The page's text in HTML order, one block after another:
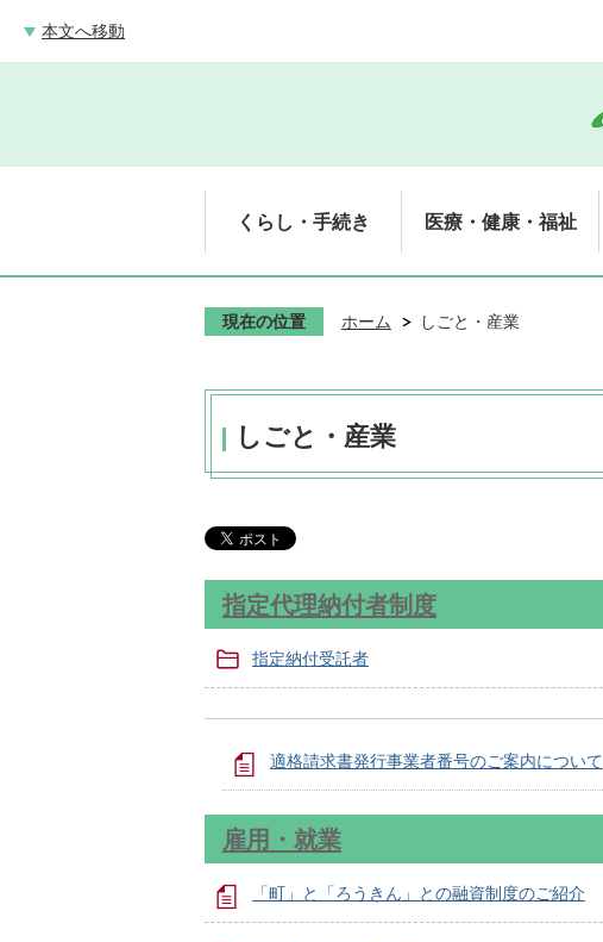
本文へ移動
くらし・手続き 医療・健康・福祉
現在の位置 ホーム しごと・産業
しごと・産業
指定代理納付者制度
指定納付受託者
適格請求書発行事業者番号のご案内について
雇用・就業
「町」と「ろうきん」との融資制度のご紹介